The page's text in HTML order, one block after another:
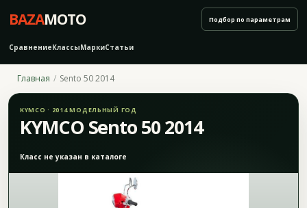
BAZAMOTO
СравнениеКлассыМаркиСтатьи
Подбор по параметрам
Главная Sento 50 2014
KYMCO · 2014 МОДЕЛЬНЫЙ ГОД
KYMCO Sento 50 2014
Класс не указан в каталоге